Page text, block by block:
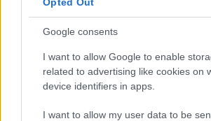
Google consents
I want to allow Google to enable
related to advertising like cookies on
device identifiers in apps.
I want to allow my user data to be